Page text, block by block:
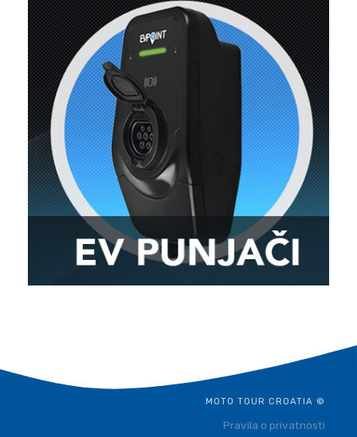
MOTO TOUR CROATIA ©
Pravila o privatnosti